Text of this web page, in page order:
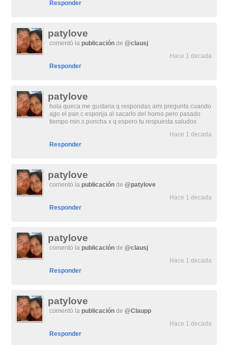
Responder
patylove
comentó lapublicación de@clausj
Hace 1 decada
Responder
patylove
hola queca me gustaria q respondas ami pregunta cuando
ago el pan c esponja al sacarlo del horno pero pasado
tiempo min.s poncha x q espero tu respuesta saludos
Hace 1 decada
Responder
patylove
comentó lapublicación de@patylove
Hace 1 decada
Responder
patylove
comentó lapublicación de@clausj
Hace 1 decada
Responder
patylove
comentó lapublicación de@Claupp
Hace 1 decada
Responder